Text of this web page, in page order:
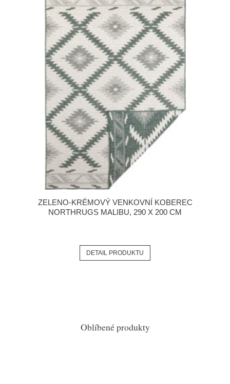
ZELENO-KRÉMOVÝ VENKOVNÍ KOBEREC
NORTHRUGS MALIBU, 290 X 200 CM
DETAIL PRODUKTU
Oblíbené produkty